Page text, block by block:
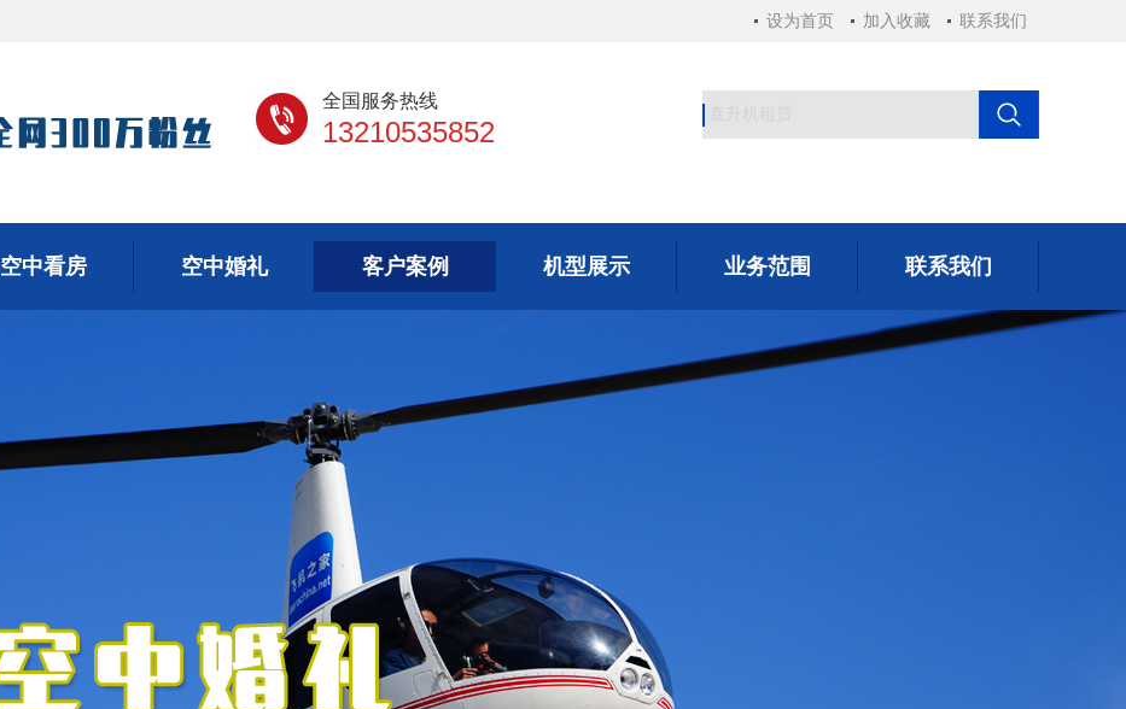
设为首页 加入收藏 联系我们
全国服务热线
13210535852
空中看房 空中婚礼 客户案例 机型展示 业务范围 联系我们